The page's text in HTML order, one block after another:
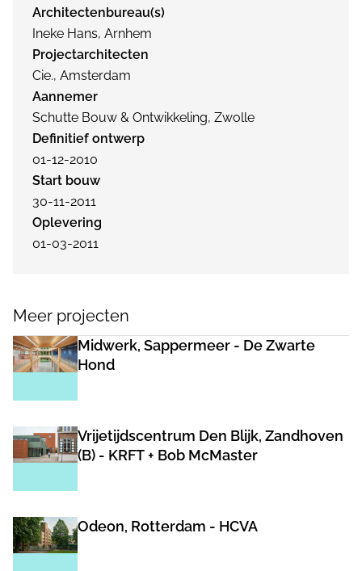
Architectenbureau(s)
Ineke Hans, Arnhem
Projectarchitecten
Cie., Amsterdam
Aannemer
Schutte Bouw & Ontwikkeling, Zwolle
Definitief ontwerp
01-12-2010
Start bouw
30-11-2011
Oplevering
01-03-2011
Meer projecten
Midwerk, Sappermeer - De Zwarte
Hond
Vrijetijdscentrum Den Blijk, Zandhoven
(B) - KRFT + Bob McMaster
Odeon, Rotterdam - HCVA